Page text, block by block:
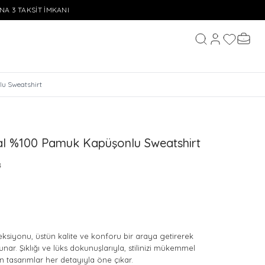
3 TAKSİT İMKANI
Hesabım
Favorilerim
Sweatshirt
%100 Pamuk Kapüşonlu Sweatshirt
üstün kalite ve konforu bir araya getirerek
Şıklığı ve lüks dokunuşlarıyla, stilinizi mükemmel
her detayıyla öne çıkar.